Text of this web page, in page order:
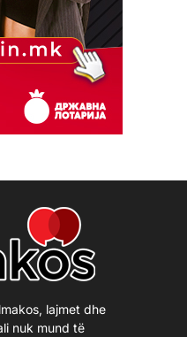
lajmet dhe
nuk mund të